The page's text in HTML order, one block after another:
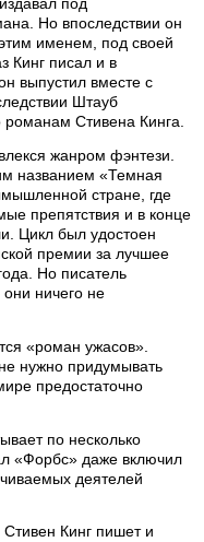
Но впоследствии он
именем, под своей
Кинг писал и в
выпустил вместе с
Штауб
Стивена Кинга.
жанром фэнтези.
названием «Темная
стране, где
препятствия и в конце
Цикл был удостоен
премии за лучшее
Но писатель
они ничего не
«роман ужасов».
нужно придумывать
предостаточно
по несколько
«Форбс» даже включил
деятелей
Кинг пишет и